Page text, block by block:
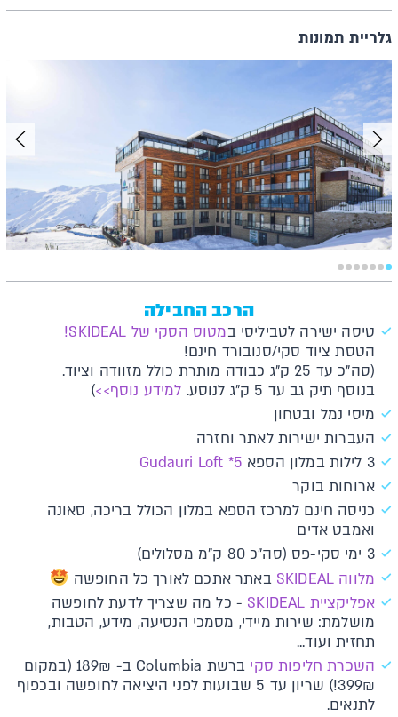
גלריית תמונות
הרכב החבילה
טיסה ישירה לטביליסי במטוס הסקי של SKIDEAL!
הטסת ציוד סקי/סנובורד חינם!
(סה"כ עד 25 ק"ג כבודה מותרת כולל מזוודה וציוד.
בנוסף תיק גב עד 5 ק"ג לנוסע.
למידע נוסף>>)
מיסי נמל ובטחון
העברות ישירות לאתר וחזרה
3 לילות במלון הספא
5* Gudauri Loft
ארוחות בוקר
כניסה חינם למרכז הספא במלון הכולל בריכה, סאונה
ואמבט אדים
3 ימי סקי-פס (סה"כ 80 ק"מ מסלולים)
מלווה SKIDEAL באתר אתכם לאורך כל החופשה
א​פליקציית SKIDEAL​​
- כל מה שצריך לדעת לחופשה
מושלמת: שירות מיידי, מסמכי הנסיעה, מידע, הטבות,
תחזית ועוד...
השכרת חליפות סקי
ברשת Columbia ב- 189₪ (במקום
399₪!) שריון עד 5 שבועות לפני היציאה לחופשה ובכפוף
לתנאים.